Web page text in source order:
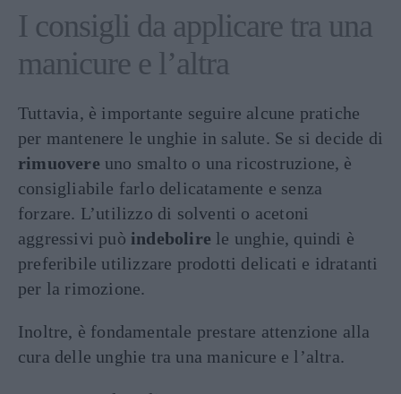
I consigli da applicare tra una
manicure e l’altra
Tuttavia, è importante seguire alcune pratiche
per mantenere le unghie in salute. Se si decide di
rimuovere uno smalto o una ricostruzione, è
consigliabile farlo delicatamente e senza
forzare. L’utilizzo di solventi o acetoni
aggressivi può indebolire le unghie, quindi è
preferibile utilizzare prodotti delicati e idratanti
per la rimozione.
Inoltre, è fondamentale prestare attenzione alla
cura delle unghie tra una manicure e l’altra.